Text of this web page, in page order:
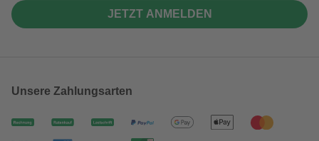
JETZT ANMELDEN
Unsere Zahlungsarten